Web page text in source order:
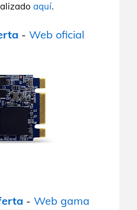
aquí.
- Web oficial
- Web gama